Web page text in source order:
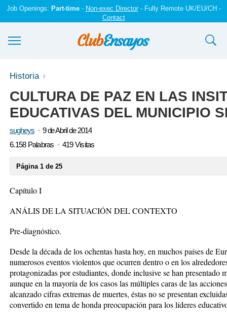
Job Openings: Part-time- Non-exec Director- Fully Remote UK/EU/CH -
Contact
Ensayos y trabajos
Registrarse
Iniciar sesión
Historia
CULTURA DE PAZ EN LAS
EDUCATIVAS DEL MUNICIPIO
sugheys
9 de Abril de 2014
6.158 Palabras
419 Visitas
Página 1 de 25
Capítulo I
ANÁLIS DE LA SITUACIÓN DEL CONTEXTO
Pre-diagnóstico.
Desde la década de los ochentas hasta hoy, en muchos países de
numerosos eventos violentos que ocurren dentro o en los
protagonizadas por estudiantes, donde inclusive se han presentado
aunque en la mayoría de los casos las múltiples caras de las
alcanzado cifras extremas de muertes, éstas no se presentan
convertido en tema de honda preocupación para los líderes